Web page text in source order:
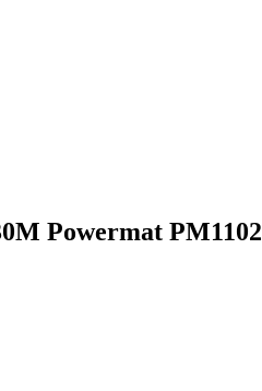
Powermat PM1102